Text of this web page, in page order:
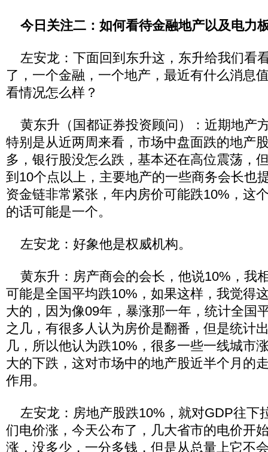
今日关注二：如何看待金融地产以及电力
左安龙：下面回到东升这，东升给我们看
了，一个金融，一个地产，最近有什么消息
看情况怎么样？
黄东升（国都证券投资顾问）：近期地产
特别是从近两周来看，市场中盘面跌的地产
多，银行股没怎么跌，基本还在高位震荡，
到10个点以上，主要地产的一些商务会长也
资金链非常紧张，年内房价可能跌10%，这
的话可能是一个。
左安龙：好象他是权威机构。
黄东升：房产商会的会长，他说10%，我
可能是全国平均跌10%，如果这样，我觉得
大的，因为像09年，暴涨那一年，统计全国
之几，有很多人认为房价是翻番，但是统计
几，所以他认为跌10%，很多一些一线城市
大的下跌，这对市场中的地产股近半个月的
作用。
左安龙：房地产股跌10%，就对GDP往下
们电价涨，今天公布了，几大省市的电价开
涨，没多少，一分多钱，但是从总量上它不